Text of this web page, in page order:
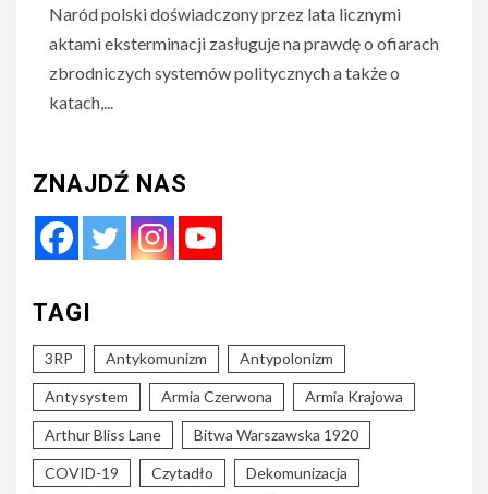
Naród polski doświadczony przez lata licznymi
aktami eksterminacji zasługuje na prawdę o ofiarach
zbrodniczych systemów politycznych a także o
katach,...
ZNAJDŹ NAS
TAGI
3RP Antykomunizm Antypolonizm
Antysystem Armia Czerwona Armia Krajowa
Arthur Bliss Lane Bitwa Warszawska 1920
COVID-19 Czytadło Dekomunizacja